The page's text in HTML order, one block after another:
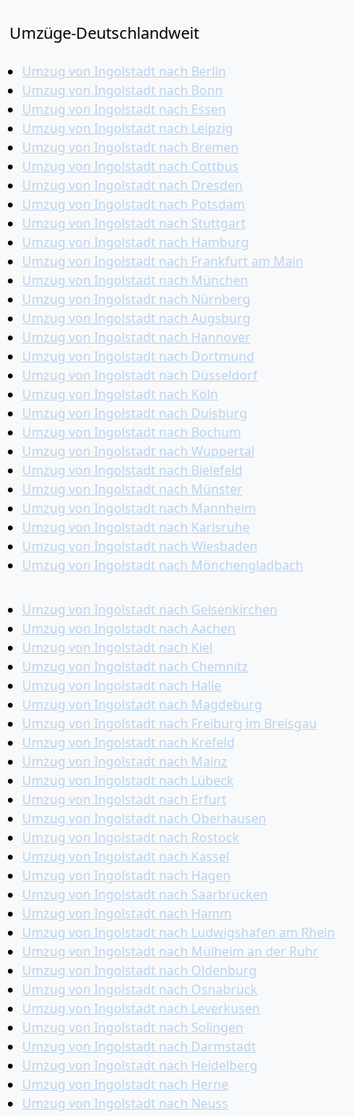
Umzüge-Deutschlandweit
Umzug von Ingolstadt nach Berlin
Umzug von Ingolstadt nach Bonn
Umzug von Ingolstadt nach Essen
Umzug von Ingolstadt nach Leipzig
Umzug von Ingolstadt nach Bremen
Umzug von Ingolstadt nach Cottbus
Umzug von Ingolstadt nach Dresden
Umzug von Ingolstadt nach Potsdam
Umzug von Ingolstadt nach Stuttgart
Umzug von Ingolstadt nach Hamburg
Umzug von Ingolstadt nach Frankfurt am Main
Umzug von Ingolstadt nach München
Umzug von Ingolstadt nach Nürnberg
Umzug von Ingolstadt nach Augsburg
Umzug von Ingolstadt nach Hannover
Umzug von Ingolstadt nach Dortmund
Umzug von Ingolstadt nach Düsseldorf
Umzug von Ingolstadt nach Köln
Umzug von Ingolstadt nach Duisburg
Umzug von Ingolstadt nach Bochum
Umzug von Ingolstadt nach Wuppertal
Umzug von Ingolstadt nach Bielefeld
Umzug von Ingolstadt nach Münster
Umzug von Ingolstadt nach Mannheim
Umzug von Ingolstadt nach Karlsruhe
Umzug von Ingolstadt nach Wiesbaden
Umzug von Ingolstadt nach Mönchen­gladbach
Umzug von Ingolstadt nach Gelsenkirchen
Umzug von Ingolstadt nach Aachen
Umzug von Ingolstadt nach Kiel
Umzug von Ingolstadt nach Chemnitz
Umzug von Ingolstadt nach Halle
Umzug von Ingolstadt nach Magdeburg
Umzug von Ingolstadt nach Freiburg im Breisgau
Umzug von Ingolstadt nach Krefeld
Umzug von Ingolstadt nach Mainz
Umzug von Ingolstadt nach Lübeck
Umzug von Ingolstadt nach Erfurt
Umzug von Ingolstadt nach Oberhausen
Umzug von Ingolstadt nach Rostock
Umzug von Ingolstadt nach Kassel
Umzug von Ingolstadt nach Hagen
Umzug von Ingolstadt nach Saarbrücken
Umzug von Ingolstadt nach Hamm
Umzug von Ingolstadt nach Ludwigshafen am Rhein
Umzug von Ingolstadt nach Mülheim an der Ruhr
Umzug von Ingolstadt nach Oldenburg
Umzug von Ingolstadt nach Osnabrück
Umzug von Ingolstadt nach Leverkusen
Umzug von Ingolstadt nach Solingen
Umzug von Ingolstadt nach Darmstadt
Umzug von Ingolstadt nach Heidelberg
Umzug von Ingolstadt nach Herne
Umzug von Ingolstadt nach Neuss